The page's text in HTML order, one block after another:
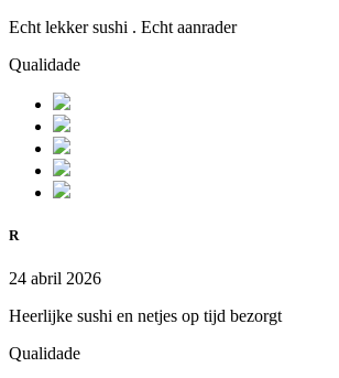
Echt lekker sushi . Echt aanrader
Qualidade
R
24 abril 2026
Heerlijke sushi en netjes op tijd bezorgt
Qualidade